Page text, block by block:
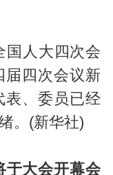
国人大四次会
届四次会议新
表、委员已经
。(新华社)
于大会开幕会